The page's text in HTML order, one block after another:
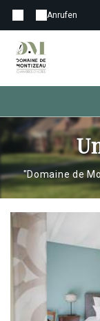
Anrufen
"Domaine de